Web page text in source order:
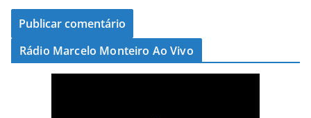
Rádio Marcelo Monteiro Ao Vivo